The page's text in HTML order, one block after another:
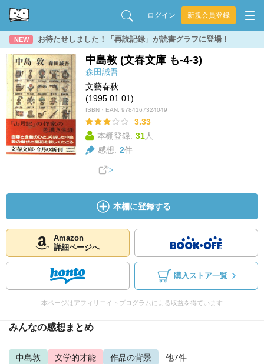
ログイン 新規会員登録
NEW お待たせしました！「再読記録」が読書グラフに登場！
中島敦 (文春文庫 も-4-3)
森田誠吾
文藝春秋
(1995.01.01)
ISBN・EAN: 9784167324049
3.33
本棚登録: 31人
感想: 2件
本棚に登録する
Amazon
詳細ページへ
購入ストア一覧
本ページはアフィリエイトプログラムによる収益を得ています
みんなの感想まとめ
中島敦 文学的才能 作品の背景 ...他7件